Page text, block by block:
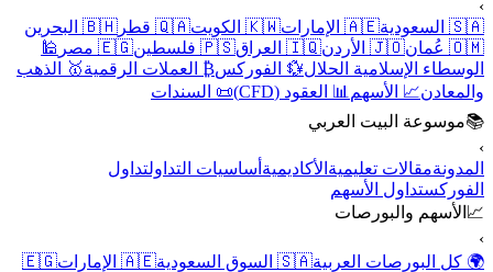
🇸🇦 السعودية
🇦🇪 الإمارات 🇰🇼 الكويت 🇶🇦 قطر
🇧🇭 البحرين
🇴🇲 عُمان
🇯🇴 الأردن 🇮🇶 العراق 🇵🇸 فلسطين 🇪🇬 مصر
🕌
الوسطاء الإسلامية الحلال 💱 الفوركس ₿ العملات الرقمية🥇 الذهب
والمعادن📈 الأسهم📊 العقود (CFD)
📜 السندات
📚موسوعة البيت العربي
المدونةمقالات تعليميةالأكاديميةأساسيات التداولتداول
الفوركستداول الأسهم
📈الأسهم والبورصات
🌍 كل البورصات العربية🇸🇦 السوق السعودية 🇦🇪 الإمارات
🇪🇬